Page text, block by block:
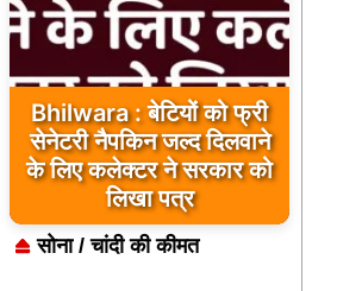
Bhilwara : बेटियों को फ्री
सेनेटरी नैपकिन जल्द दिलवाने
के लिए कलेक्टर ने सरकार को
लिखा पत्र
सोना / चांदी की कीमत